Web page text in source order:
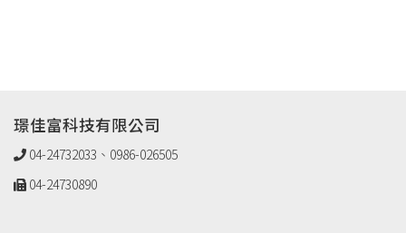
璟佳富科技有限公司
04-24732033、0986-026505
04-24730890